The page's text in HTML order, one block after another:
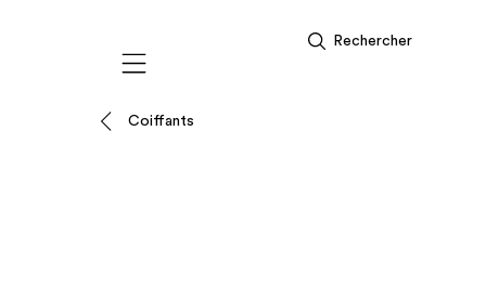
Mobile navigation
Rechercher
Coiffants